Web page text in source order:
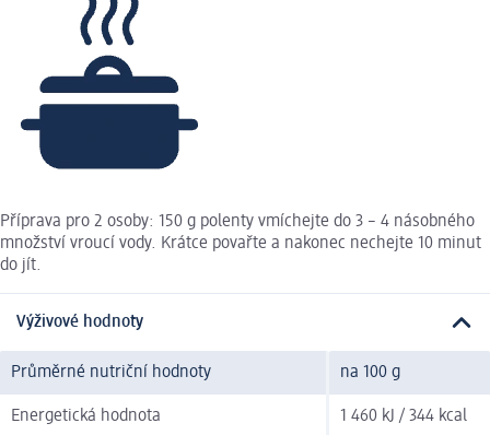
Příprava pro 2 osoby: 150 g polenty vmíchejte do 3 – 4 násobného
množství vroucí vody. Krátce povařte a nakonec nechejte 10 minut
do jít.
Výživové hodnoty
Průměrné nutriční hodnoty na 100 g
Energetická hodnota 1 460 kJ / 344 kcal